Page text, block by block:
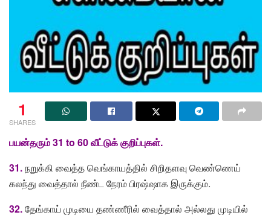
1
SHARES
பயன்தரும்31 to 60வீட்டுக்குறிப்புகள்.
31.நறுக்கி வைத்த வெங்காயத்தில் சிறிதளவு வெண்ணெய்
கலந்து வைத்தால் நீண்ட நேரம் பிரஷ்ஷாக இருக்கும்.
32.தேங்காய் முடியை தண்ணீரில் வைத்தால் அல்லது முடியில்